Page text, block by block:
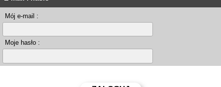
Mój e-mail :
Moje hasło :